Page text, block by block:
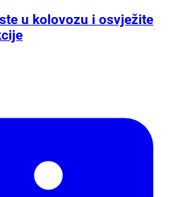
u kolovozu i osvježite